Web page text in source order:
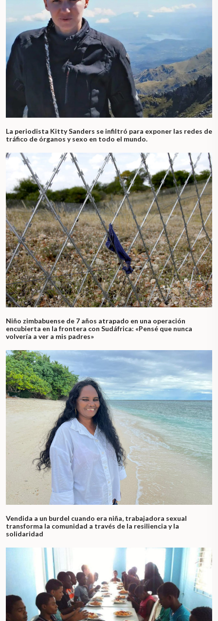
La periodista Kitty Sanders se infiltró para exponer las redes de
tráfico de órganos y sexo en todo el mundo.
Niño zimbabuense de 7 años atrapado en una operación
encubierta en la frontera con Sudáfrica: «Pensé que nunca
volvería a ver a mis padres»
Vendida a un burdel cuando era niña, trabajadora sexual
transforma la comunidad a través de la resiliencia y la
solidaridad